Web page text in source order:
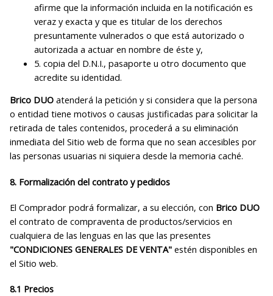
afirme que la información incluida en la notificación es
veraz y exacta y que es titular de los derechos
presuntamente vulnerados o que está autorizado o
autorizada a actuar en nombre de éste y,
5. copia del D.N.I., pasaporte u otro documento que
acredite su identidad.
Brico DUOatenderá la petición y si considera que la persona
o entidad tiene motivos o causas justificadas para solicitar la
retirada de tales contenidos, procederá a su eliminación
inmediata del Sitio web de forma que no sean accesibles por
las personas usuarias ni siquiera desde la memoria caché.
8. Formalización del contrato y pedidos
El Comprador podrá formalizar, a su elección, con Brico DUO
el contrato de compraventa de productos/servicios en
cualquiera de las lenguas en las que las presentes
"CONDICIONES GENERALES DE VENTA"estén disponibles en
el Sitio web.
8.1 Precios